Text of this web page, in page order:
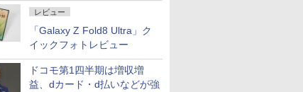
レビュー
「Galaxy Z Fold8 Ultra」ク
イックフォトレビュー
ドコモ第1四半期は増収増
益、dカード・d払いなどが強